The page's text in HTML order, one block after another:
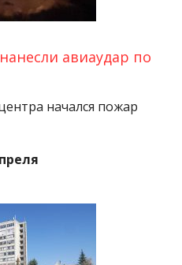
авиаудар по
начался пожар